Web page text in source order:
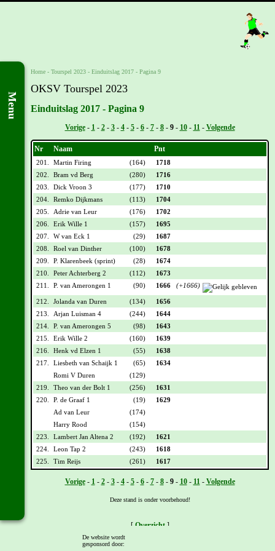
Menu
Home - Tourspel 2023 - Einduitslag 2017 - Pagina 9
OKSV Tourspel 2023
Einduitslag 2017 - Pagina 9
Vorige- 1 - 2- 3- 4- 5- 6- 7- 8- 9- 10- 11 - Volgende
Nr Naam Pnt
201. Martin Firing (164)
1718
202.
Bram vd Berg (280)
1716
203.
Dick Vroon 3 (177)
1710
204.
Remko Dijkmans (113)
1704
205.
Adrie van Leur (176)
1702
206.
Erik Wille 1 (157)
1695
207.
W van Eck 1 (29)
1687
208.
Roel van Dinther (100)
1678
209.
P. Klarenbeek (sprint) (28)
1674
210.
Peter Achterberg 2 (112)
1673
211.
P. van Amerongen 1 (90) 1666 (+1666)
212. Jolanda van Duren (134)
1656
213.
Arjan Luisman 4 (244)
1644
214.
P. van Amerongen 5 (98)
1643
215.
Erik Wille 2 (160)
1639
216.
Henk vd Elzen 1 (55)
1638
217.
Liesbeth van Schaijk 1 (65)
1634
Romi V Duren
(129)
219.
Theo van der Bolt 1 (256)
1631
220.
P. de Graaf 1 (19)
1629
Ad van Leur
(174)
Harry Rood
(154)
223.
Lambert Jan Altena 2 (192)
1621
224.
Leon Tap 2 (243)
1618
225.
Tim Reijs (261) 1617
Vorige- 1 - 2- 3- 4- 5- 6- 7- 8- 9- 10- 11 - Volgende
Deze stand is onder voorbehoud!
[ Overzicht]
De website wordt
gesponsord door: